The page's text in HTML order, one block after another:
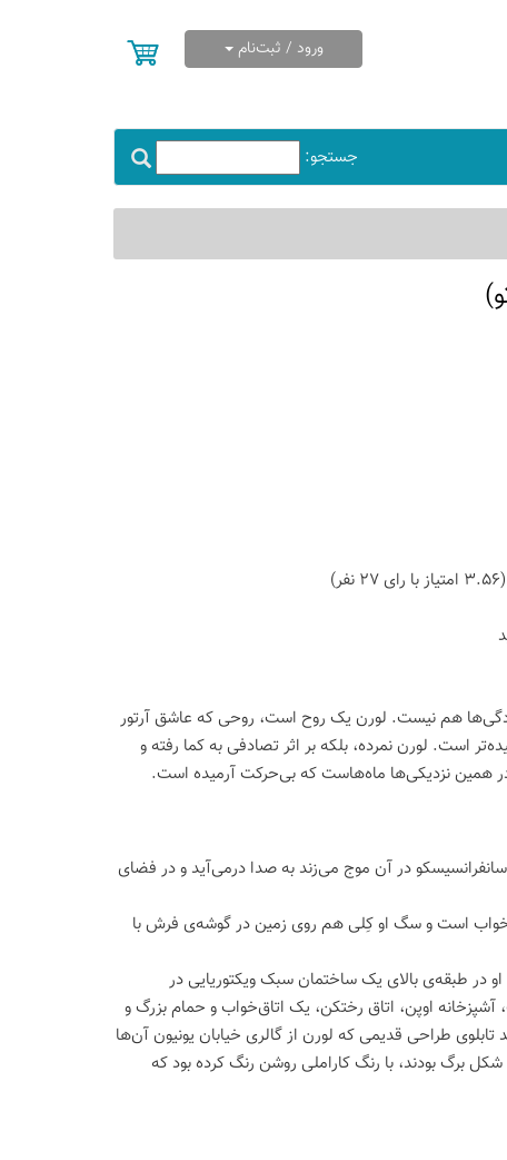
ورود / ثبت‌نام
جستجو:
(3.56 امتیاز با رای 27 نفر)
هم نیست. لورن یک روح است، روحی که عاشق آرتور
است. لورن نمرده، بلکه بر اثر تصادفی به کما رفته و
همین نزدیکی‌ها ماه‌هاست که بی‌حرکت آرمیده است.
در آن موج می‌زند به صدا درمی‌آید و در فضای
خواب است و سگ او کِلی هم روی زمین در گوشه‌ی فرش با
در طبقه‌ی بالای یک ساختمان سبک ویکتوریایی در
اوپن، اتاق رختکن، یک اتاق‌خواب و حمام بزرگ و
طراحی قدیمی که لورن از گالری خیابان یونیون آن‌ها
برگ بودند، با رنگ کاراملی روشن رنگ کرده بود که